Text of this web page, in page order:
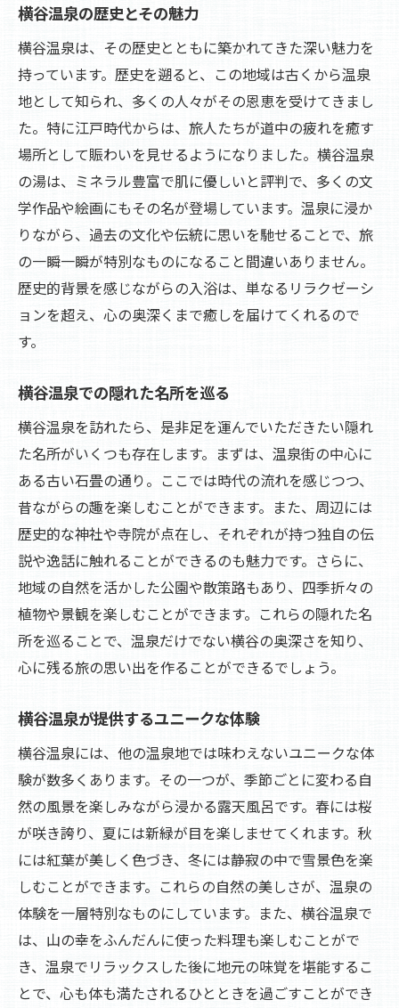
横谷温泉の歴史とその魅力
横谷温泉は、その歴史とともに築かれてきた深い魅力を
持っています。歴史を遡ると、この地域は古くから温泉
地として知られ、多くの人々がその恩恵を受けてきまし
た。特に江戸時代からは、旅人たちが道中の疲れを癒す
場所として賑わいを見せるようになりました。横谷温泉
の湯は、ミネラル豊富で肌に優しいと評判で、多くの文
学作品や絵画にもその名が登場しています。温泉に浸か
りながら、過去の文化や伝統に思いを馳せることで、旅
の一瞬一瞬が特別なものになること間違いありません。
歴史的背景を感じながらの入浴は、単なるリラクゼーシ
ョンを超え、心の奥深くまで癒しを届けてくれるので
す。
横谷温泉での隠れた名所を巡る
横谷温泉を訪れたら、是非足を運んでいただきたい隠れ
た名所がいくつも存在します。まずは、温泉街の中心に
ある古い石畳の通り。ここでは時代の流れを感じつつ、
昔ながらの趣を楽しむことができます。また、周辺には
歴史的な神社や寺院が点在し、それぞれが持つ独自の伝
説や逸話に触れることができるのも魅力です。さらに、
地域の自然を活かした公園や散策路もあり、四季折々の
植物や景観を楽しむことができます。これらの隠れた名
所を巡ることで、温泉だけでない横谷の奥深さを知り、
心に残る旅の思い出を作ることができるでしょう。
横谷温泉が提供するユニークな体験
横谷温泉には、他の温泉地では味わえないユニークな体
験が数多くあります。その一つが、季節ごとに変わる自
然の風景を楽しみながら浸かる露天風呂です。春には桜
が咲き誇り、夏には新緑が目を楽しませてくれます。秋
には紅葉が美しく色づき、冬には静寂の中で雪景色を楽
しむことができます。これらの自然の美しさが、温泉の
体験を一層特別なものにしています。また、横谷温泉で
は、山の幸をふんだんに使った料理も楽しむことがで
き、温泉でリラックスした後に地元の味覚を堪能するこ
とで、心も体も満たされるひとときを過ごすことができ